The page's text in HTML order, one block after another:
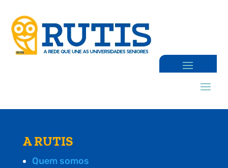
A RUTIS
Quem somos